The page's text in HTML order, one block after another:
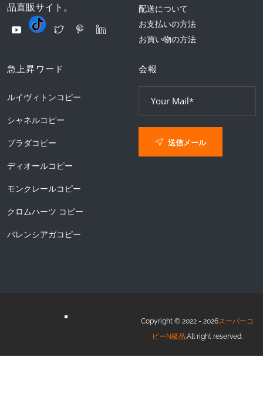
品直販サイト。
配送について
お支払いの方法
お買い物の方法
急上昇ワード
ルイヴィトンコピー
シャネルコピー
プラダコピー
ディオールコピー
モンクレールコピー
クロムハーツ コピー
バレンシアガコピー
会報
送信メール
Copyright © 2022 - 2026スーパーコ
ピーN級品.All right reserved.